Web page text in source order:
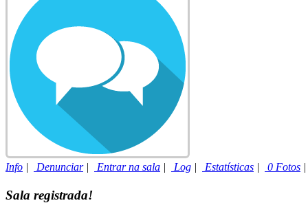
Info | Denunciar| Entrar na sala | Log | Estatísticas | 0 Fotos
Sala registrada!